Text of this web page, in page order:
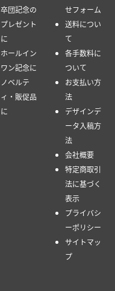
卒団記念の
プレゼント
に
ホールイン
ワン記念に
ノベルテ
ィ・販促品
に
せフォーム
送料につい
て
各手数料に
ついて
お支払い方
法
デザインデ
ータ入稿方
法
会社概要
特定商取引
法に基づく
表示
プライバシ
ーポリシー
サイトマッ
プ